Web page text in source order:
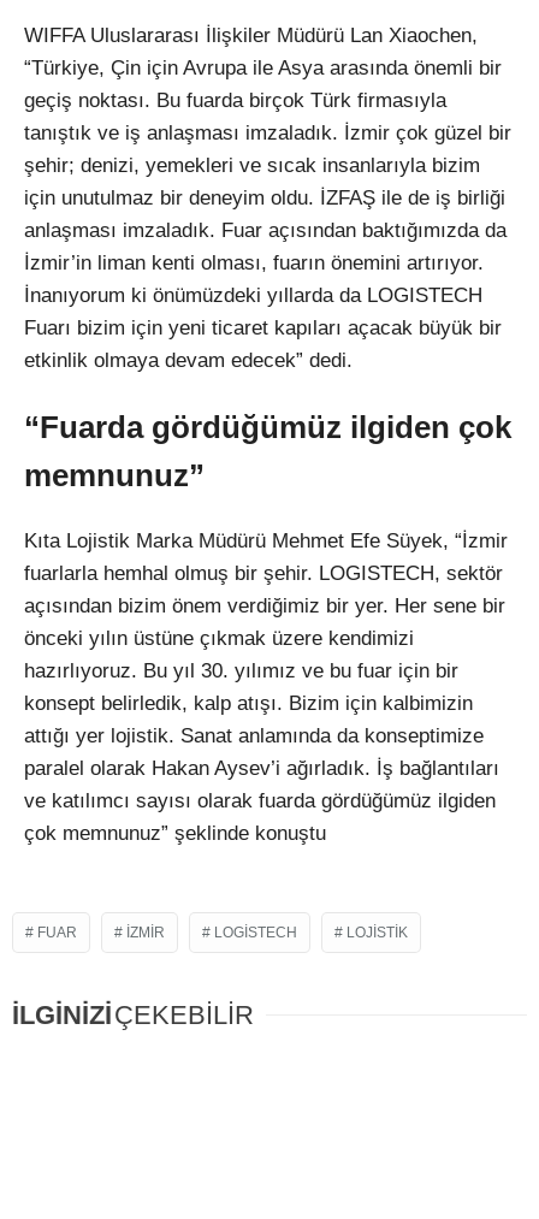
WIFFA Uluslararası İlişkiler Müdürü Lan Xiaochen,
“Türkiye, Çin için Avrupa ile Asya arasında önemli bir
geçiş noktası. Bu fuarda birçok Türk firmasıyla
tanıştık ve iş anlaşması imzaladık. İzmir çok güzel bir
şehir; denizi, yemekleri ve sıcak insanlarıyla bizim
için unutulmaz bir deneyim oldu. İZFAŞ ile de iş birliği
anlaşması imzaladık. Fuar açısından baktığımızda da
İzmir’in liman kenti olması, fuarın önemini artırıyor.
İnanıyorum ki önümüzdeki yıllarda da LOGISTECH
Fuarı bizim için yeni ticaret kapıları açacak büyük bir
etkinlik olmaya devam edecek” dedi.
“Fuarda gördüğümüz ilgiden çok
memnunuz”
Kıta Lojistik Marka Müdürü Mehmet Efe Süyek, “İzmir
fuarlarla hemhal olmuş bir şehir. LOGISTECH, sektör
açısından bizim önem verdiğimiz bir yer. Her sene bir
önceki yılın üstüne çıkmak üzere kendimizi
hazırlıyoruz. Bu yıl 30. yılımız ve bu fuar için bir
konsept belirledik, kalp atışı. Bizim için kalbimizin
attığı yer lojistik. Sanat anlamında da konseptimize
paralel olarak Hakan Aysev’i ağırladık. İş bağlantıları
ve katılımcı sayısı olarak fuarda gördüğümüz ilgiden
çok memnunuz” şeklinde konuştu
FUAR IZMIR LOGISTECH LOJISTIK
İLGİNİZİÇEKEBİLİR